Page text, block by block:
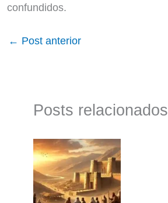
confundidos.
← Post anterior
Posts relacionados